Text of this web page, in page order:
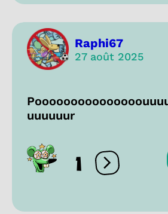
Raphi67
27 août 2025
uuuuuur
1 Ouvrir les